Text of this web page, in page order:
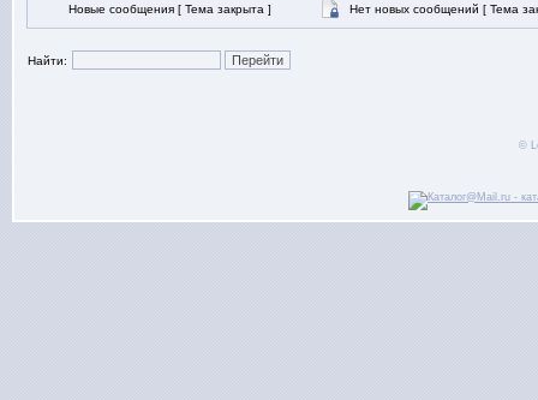
Новые сообщения [ Тема закрыта ] Нет новых сообщений [ Тема
Найти:
©